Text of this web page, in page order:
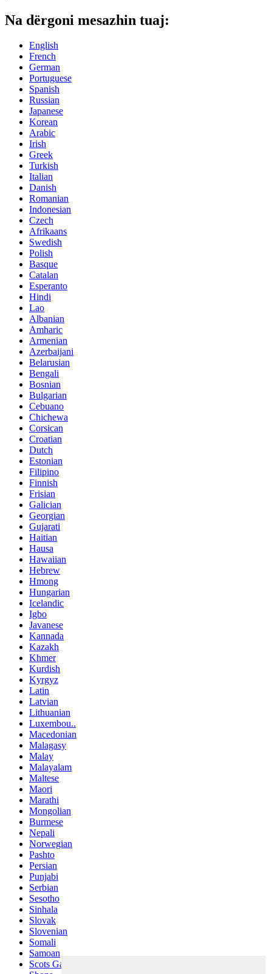
Na dërgoni mesazhin tuaj:
English
French
German
Portuguese
Spanish
Russian
Japanese
Korean
Arabic
Irish
Greek
Turkish
Italian
Danish
Romanian
Indonesian
Czech
Afrikaans
Swedish
Polish
Basque
Catalan
Esperanto
Hindi
Lao
Albanian
Amharic
Armenian
Azerbaijani
Belarusian
Bengali
Bosnian
Bulgarian
Cebuano
Chichewa
Corsican
Croatian
Dutch
Estonian
Filipino
Finnish
Frisian
Galician
Georgian
Gujarati
Haitian
Hausa
Hawaiian
Hebrew
Hmong
Hungarian
Icelandic
Igbo
Javanese
Kannada
Kazakh
Khmer
Kurdish
Kyrgyz
Latin
Latvian
Lithuanian
Luxembou..
Macedonian
Malagasy
Malay
Malayalam
Maltese
Maori
Marathi
Mongolian
Burmese
Nepali
Norwegian
Pashto
Persian
Punjabi
Serbian
Sesotho
Sinhala
Slovak
Slovenian
Somali
Samoan
Scots Gaelic